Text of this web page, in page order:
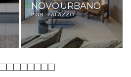
NOVO URBANO
POR: PALAZZO